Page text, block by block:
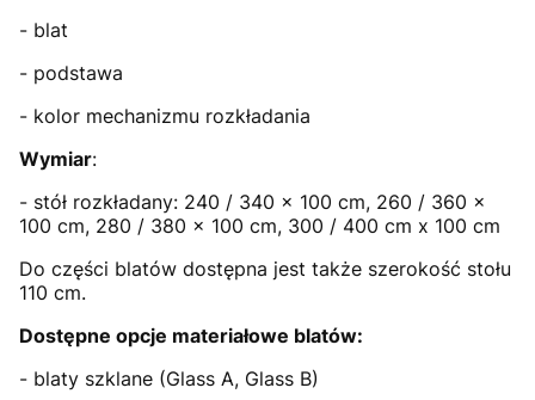
- blat
- podstawa
- kolor mechanizmu rozkładania
Wymiar:
- stół rozkładany: 240 / 340 x 100 cm, 260 / 360 x
100 cm, 280 / 380 x 100 cm, 300 / 400 cm x 100 cm
Do części blatów dostępna jest także szerokość stołu
110 cm.
Dostępne opcje materiałowe blatów:
- blaty szklane (Glass A, Glass B)